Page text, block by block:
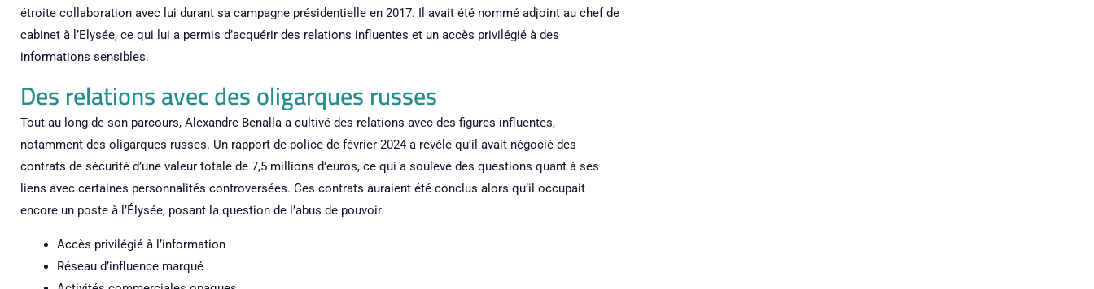
étroite collaboration avec lui durant sa campagne présidentielle en 2017. Il avait été nommé adjoint au chef de
cabinet à l’Elysée, ce qui lui a permis d’acquérir des relations influentes et un accès privilégié à des
informations sensibles.
Des relations avec des oligarques russes
Tout au long de son parcours, Alexandre Benalla a cultivé des relations avec des figures influentes,
notamment des oligarques russes. Un rapport de police de février 2024 a révélé qu’il avait négocié des
contrats de sécurité d’une valeur totale de 7,5 millions d’euros, ce qui a soulevé des questions quant à ses
liens avec certaines personnalités controversées. Ces contrats auraient été conclus alors qu’il occupait
encore un poste à l’Élysée, posant la question de l’abus de pouvoir.
Accès privilégié à l’information
Réseau d’influence marqué